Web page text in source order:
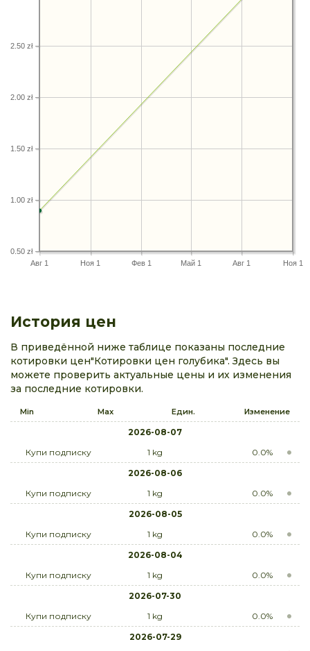
Авг 1 Ноя 1 Фев 1 Май 1 Авг 1 Ноя 1
0.50 zł
1.00 zł
1.50 zł
2.00 zł
2.50 zł
История цен
В приведённой ниже таблице показаны последние
котировки цен"Котировки цен голубика". Здесь вы
можете проверить актуальные цены и их изменения
за последние котировки.
Min Max Един. Изменение
2026-08-07
Купи подписку
1 kg
0.0%
2026-08-06
Купи подписку
1 kg
0.0%
2026-08-05
Купи подписку
1 kg
0.0%
2026-08-04
Купи подписку
1 kg
0.0%
2026-07-30
Купи подписку
1 kg
0.0%
2026-07-29